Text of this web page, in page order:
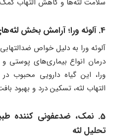
4. آلوئه ورا؛ آرامش بخش لثه‌های ملتهب
آلوئه ورا به دلیل خواص
درمان انواع بیماری‌های پوستی
ورا، این گیاه دارویی
التهاب لثه، تسکین درد و بهبود
5. نمک، ضدعفونی کننده
تحلیل لثه